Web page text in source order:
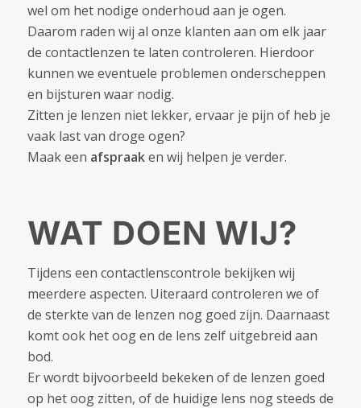
wel om het nodige onderhoud aan je ogen.
Daarom raden wij al onze klanten aan om elk jaar
de contactlenzen te laten controleren. Hierdoor
kunnen we eventuele problemen onderscheppen
en bijsturen waar nodig.
Zitten je lenzen niet lekker, ervaar je pijn of heb je
vaak last van droge ogen?
Maak een afspraaken wij helpen je verder.
WAT DOEN WIJ?
Tijdens een contactlenscontrole bekijken wij
meerdere aspecten. Uiteraard controleren we of
de sterkte van de lenzen nog goed zijn. Daarnaast
komt ook het oog en de lens zelf uitgebreid aan
bod.
Er wordt bijvoorbeeld bekeken of de lenzen goed
op het oog zitten, of de huidige lens nog steeds de